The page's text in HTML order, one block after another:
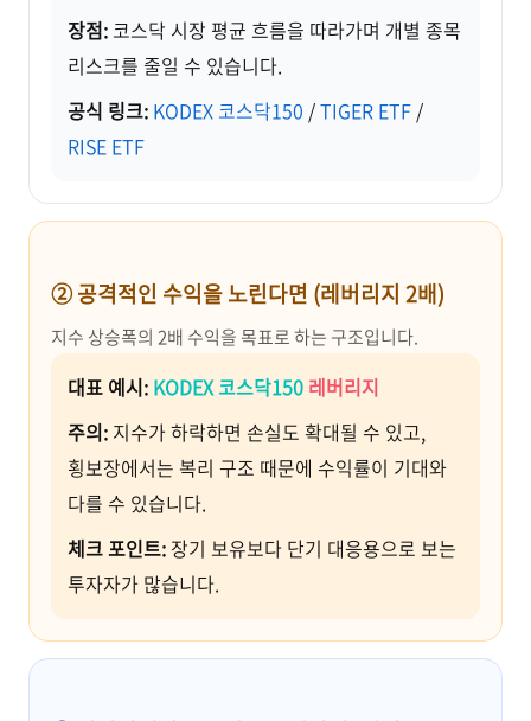
장점: 코스닥 시장 평균 흐름을 따라가며 개별 종목
리스크를 줄일 수 있습니다.
공식 링크: KODEX 코스닥150 /TIGER ETF /
RISE ETF
② 공격적인 수익을 노린다면 (레버리지 2배)
지수 상승폭의 2배 수익을 목표로 하는 구조입니다.
대표 예시: KODEX 코스닥150 레버리지
주의: 지수가 하락하면 손실도 확대될 수 있고,
횡보장에서는 복리 구조 때문에 수익률이 기대와
다를 수 있습니다.
체크 포인트: 장기 보유보다 단기 대응용으로 보는
투자자가 많습니다.